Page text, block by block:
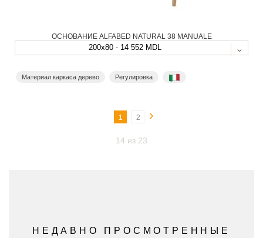
ОСНОВАНИЕ ALFABED NATURAL 38 MANUALE
200x80 - 14 552 MDL
Материал каркаса дерево Регулировка
1 2 ›
14 из 23
НЕДАВНО ПРОСМОТРЕННЫЕ